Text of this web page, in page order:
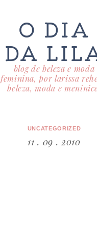
O DIA
DA
blog de beleza e moda
feminina, por larissa
beleza, moda e
UNCATEGORIZED
11 . 09 . 2010